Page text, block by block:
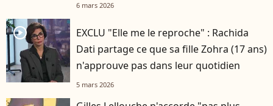
6 mars 2026
player2
EXCLU "Elle me le reproche" : Rachida
Dati partage ce que sa fille Zohra (17 ans)
n'approuve pas dans leur quotidien
5 mars 2026